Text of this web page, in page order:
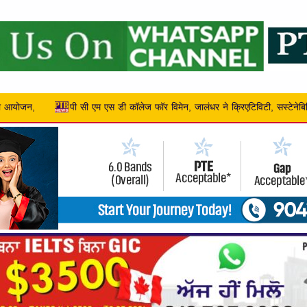
ने क्रिएटिविटी, सस्टेनेबिलिटी और एंटरप्रेन्योरशिप को बढ़ावा द... जोनल